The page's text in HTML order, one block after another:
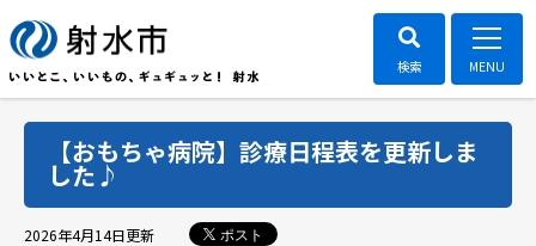
【おもちゃ病院】診療日程表を更新しま
した♪
2026年4月14日更新 ポスト